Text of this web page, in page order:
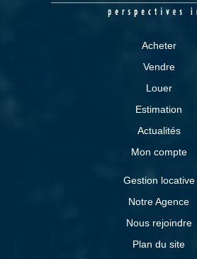
Acheter
Vendre
Louer
Estimation
Actualités
Mon compte
Gestion locative
Notre Agence
Nous rejoindre
Plan du site